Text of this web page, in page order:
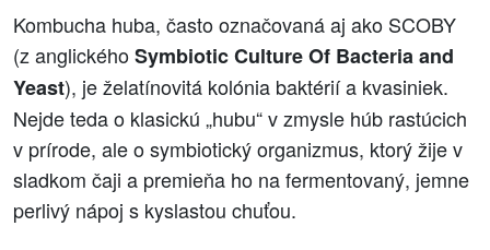
Kombucha huba, často označovaná aj ako SCOBY
(z anglickéhoSymbiotic Culture Of Bacteria and
Yeast), je želatínovitá kolónia baktérií a kvasiniek.
Nejde teda o klasickú „hubu“ v zmysle húb rastúcich
v prírode, ale o symbiotický organizmus, ktorý žije v
sladkom čaji a premieňa ho na fermentovaný, jemne
perlivý nápoj s kyslastou chuťou.